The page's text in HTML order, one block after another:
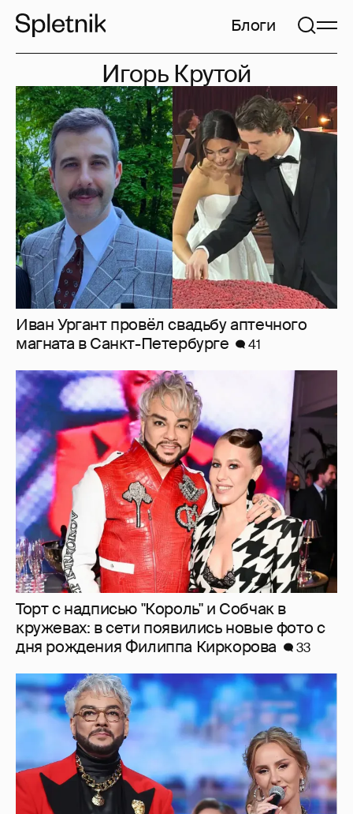
Блоги
Игорь Крутой
Иван Ургант провёл свадьбу аптечного
магната в Санкт-Петербурге
41
Торт с надписью "Король" и Собчак в
кружевах: в сети появились новые фото с
дня рождения Филиппа Киркорова
33